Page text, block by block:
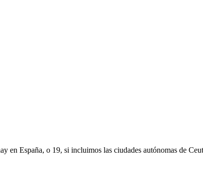
en España, o 19, si incluimos las ciudades autónomas de